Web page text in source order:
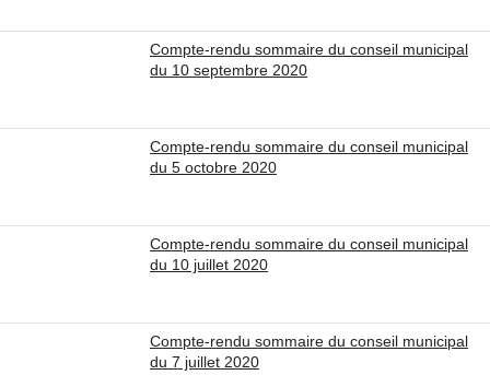
Compte-rendu sommaire du conseil municipal
du 10 septembre 2020
Compte-rendu sommaire du conseil municipal
du 5 octobre 2020
Compte-rendu sommaire du conseil municipal
du 10 juillet 2020
Compte-rendu sommaire du conseil municipal
du 7 juillet 2020